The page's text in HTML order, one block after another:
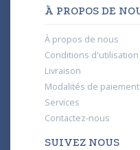
À PROPOS DE
À propos de nous
Conditions d'utilisation
Livraison
Modalités de paiement
Services
Contactez-nous
SUIVEZ NOUS